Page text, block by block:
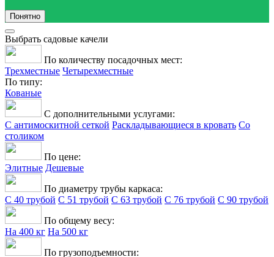
Понятно
Выбрать садовые качели
По количеству посадочных мест:
Трехместные Четырехместные
По типу:
Кованые
С дополнительными услугами:
С антимоскитной сеткой Раскладывающиеся в кровать Со
столиком
По цене:
Элитные Дешевые
По диаметру трубы каркаса:
С 40 трубой С 51 трубой С 63 трубой С 76 трубой С 90 трубой
По общему весу:
На 400 кг На 500 кг
По грузоподъемности: